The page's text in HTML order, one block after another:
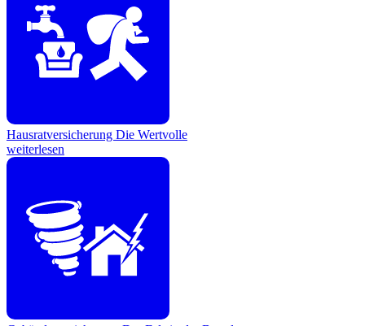
Hausratversicherung Die Wertvolle
weiterlesen